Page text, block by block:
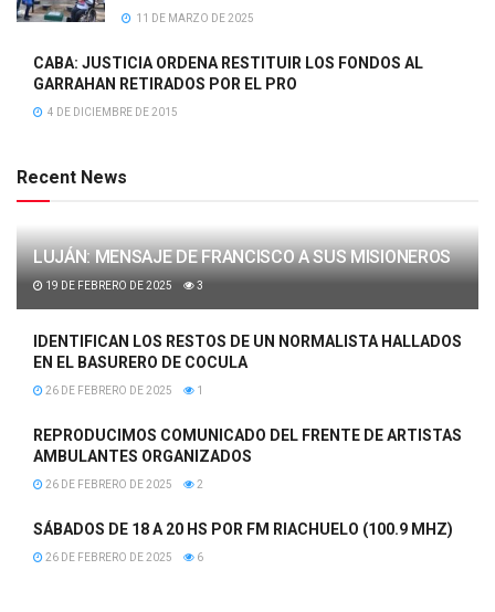
11 DE MARZO DE 2025
CABA: JUSTICIA ORDENA RESTITUIR LOS FONDOS AL
GARRAHAN RETIRADOS POR EL PRO
4 DE DICIEMBRE DE 2015
Recent News
LUJÁN: MENSAJE DE FRANCISCO A SUS MISIONEROS
19 DE FEBRERO DE 2025 3
IDENTIFICAN LOS RESTOS DE UN NORMALISTA HALLADOS
EN EL BASURERO DE COCULA
26 DE FEBRERO DE 2025 1
REPRODUCIMOS COMUNICADO DEL FRENTE DE ARTISTAS
AMBULANTES ORGANIZADOS
26 DE FEBRERO DE 2025 2
SÁBADOS DE 18 A 20 HS POR FM RIACHUELO (100.9 MHZ)
26 DE FEBRERO DE 2025 6